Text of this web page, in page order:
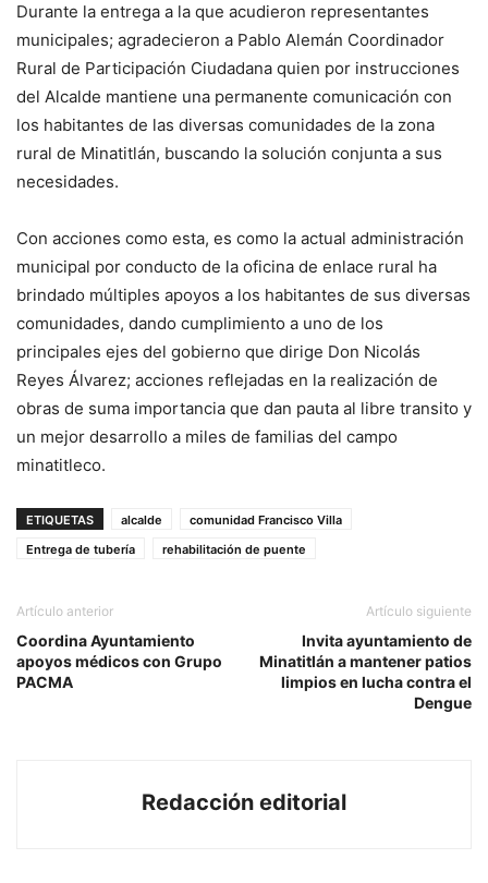
Durante la entrega a la que acudieron representantes
municipales; agradecieron a Pablo Alemán Coordinador
Rural de Participación Ciudadana quien por instrucciones
del Alcalde mantiene una permanente comunicación con
los habitantes de las diversas comunidades de la zona
rural de Minatitlán, buscando la solución conjunta a sus
necesidades.
Con acciones como esta, es como la actual administración
municipal por conducto de la oficina de enlace rural ha
brindado múltiples apoyos a los habitantes de sus diversas
comunidades, dando cumplimiento a uno de los
principales ejes del gobierno que dirige Don Nicolás
Reyes Álvarez; acciones reflejadas en la realización de
obras de suma importancia que dan pauta al libre transito y
un mejor desarrollo a miles de familias del campo
minatitleco.
ETIQUETAS alcalde
comunidad Francisco Villa
Entrega de tubería
rehabilitación de puente
Artículo anterior
Coordina Ayuntamiento
apoyos médicos con Grupo
PACMA
Artículo siguiente
Invita ayuntamiento de
Minatitlán a mantener patios
limpios en lucha contra el
Dengue
Redacción editorial